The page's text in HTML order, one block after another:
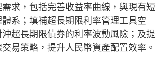
求，包括完善收益率曲線，與現有短
系；填補超長期限利率管理工具空
超長期限債券的利率波動風險；及提
易策略，提升人民幣資產配置效率。